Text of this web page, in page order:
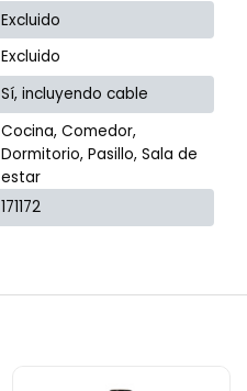
Excluido
Excluido
Sí, incluyendo cable
Cocina, Comedor,
Dormitorio, Pasillo, Sala de
estar
171172